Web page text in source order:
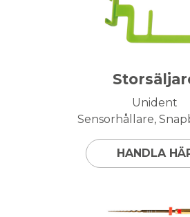
Unident
Sensorhållare,
HANDLA